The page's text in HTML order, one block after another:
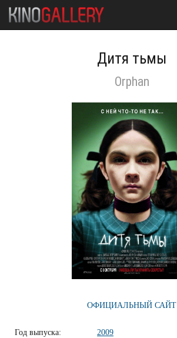
Дитя тьмы
Orphan
ОФИЦИАЛЬНЫЙ САЙТ
Год выпуска: 2009